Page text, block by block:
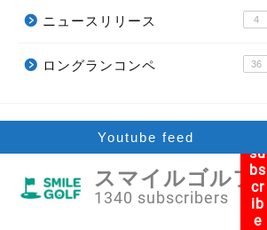
ニュースリリース 4
ロングランコンペ 36
Youtube feed
スマイルゴルフ
1340 subscribers
su
bs
cr
ib
e